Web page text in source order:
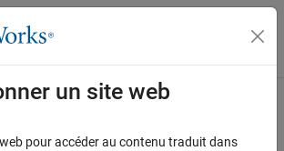
l'affichage du menu
un site web
pour accéder au contenu traduit dans